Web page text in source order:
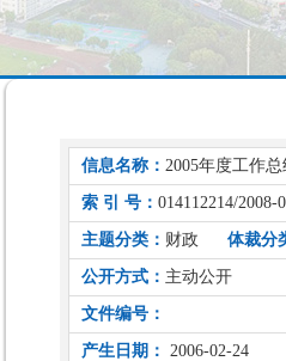
信息名称： 2005年度工作总
索 引 号： 014112214/2008-
主题分类： 财政 体裁分
公开方式： 主动公开
文件编号：
产生日期： 2006-02-24